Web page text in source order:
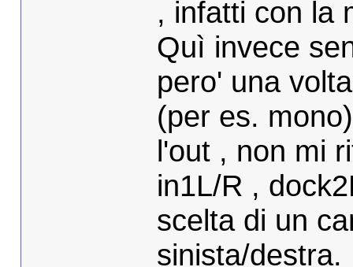
, infatti con la
Quì invece
pero' una
(per es.
l'out , non mi
in1L/R ,
scelta di un
sinista/destra.